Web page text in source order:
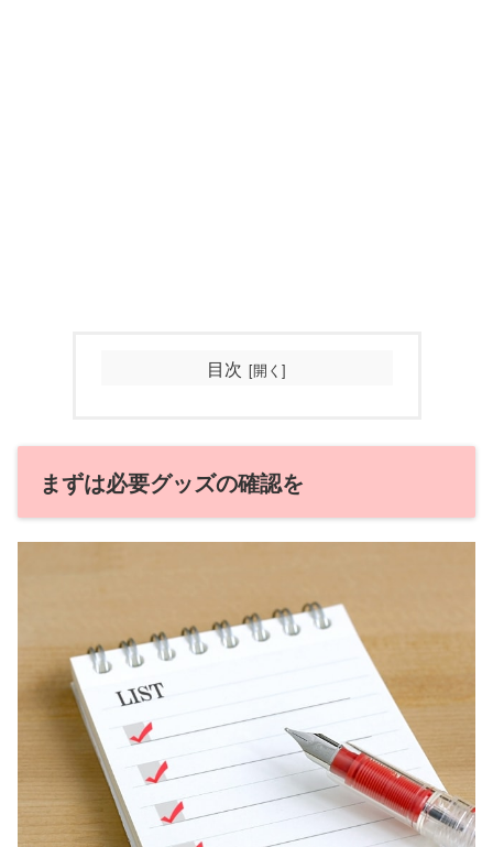
目次
まずは必要グッズの確認を